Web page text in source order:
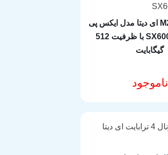
اس اس دی M2 ای دیتا مدل ایکس پی
جی SX6000 Pro با ظرفیت 512
گیگابایت
ناموجود
مشخصات فنی محصول